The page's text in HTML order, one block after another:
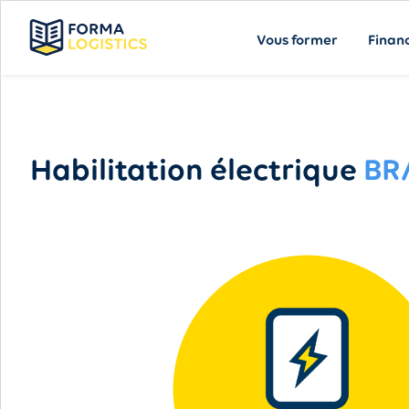
Vous former
Habilitation électrique